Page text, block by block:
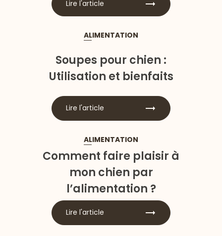
Lire l'article
ALIMENTATION
Soupes pour chien :
Utilisation et bienfaits
Lire l'article
ALIMENTATION
Comment faire plaisir à
mon chien par
l’alimentation ?
Lire l'article